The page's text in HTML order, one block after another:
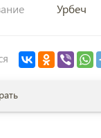
Урбеч